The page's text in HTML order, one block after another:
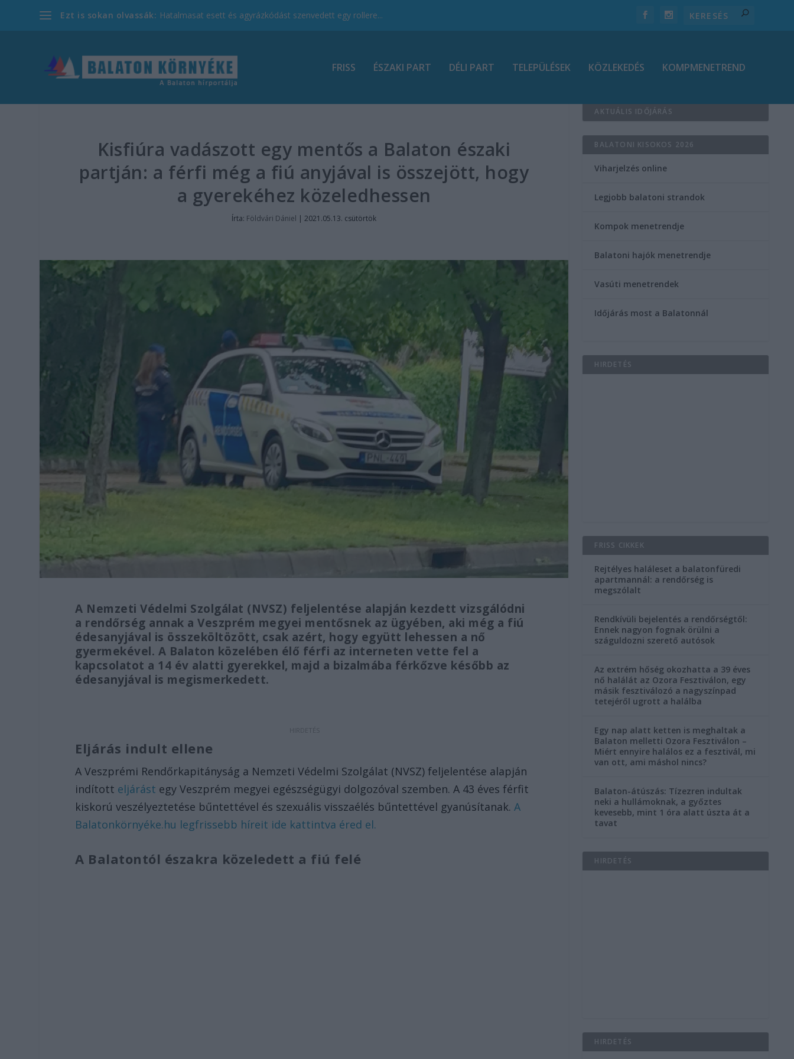
Ezt is sokan olvassák: Hatalmasat esett és agyrázkódást szenvedett egy rollere...
FRISS ÉSZAKI PART DÉLI PART TELEPÜLÉSEK KÖZLEKEDÉS KOMPMENETREND
Kisfiúra vadászott egy mentős a Balaton északi
partján: a férfi még a fiú anyjával is összejött, hogy
a gyerekéhez közeledhessen
Írta: Földvári Dániel |2021.05.13. csütörtök
A Nemzeti Védelmi Szolgálat (NVSZ) feljelentése alapján kezdett vizsgálódni
a rendőrség annak a Veszprém megyei mentősnek az ügyében, aki még a fiú
édesanyjával is összeköltözött, csak azért, hogy együtt lehessen a nő
gyermekével. A Balaton közelében élő férfi az interneten vette fel a
kapcsolatot a 14 év alatti gyerekkel, majd a bizalmába férkőzve később az
édesanyjával is megismerkedett.
Eljárás indult ellene
A Veszprémi Rendőrkapitányság a Nemzeti Védelmi Szolgálat (NVSZ) feljelentése alapján
indított eljárást egy Veszprém megyei egészségügyi dolgozóval szemben. A 43 éves férfit
kiskorú veszélyeztetése bűntettével és szexuális visszaélés bűntettével gyanúsítanak.A
Balatonkörnyéke.hu legfrissebb híreit ide kattintva éred el.
A Balatontól északra közeledett a fiú felé
AKTUÁLIS IDŐJÁRÁS
BALATONI KISOKOS 2026
Viharjelzés online
Legjobb balatoni strandok
Kompok menetrendje
Balatoni hajók menetrendje
Vasúti menetrendek
Időjárás most a Balatonnál
HIRDETÉS
FRISS CIKKEK
Rejtélyes haláleset a balatonfüredi
apartmannál: a rendőrség is
megszólalt
Rendkívüli bejelentés a rendőrségtől:
Ennek nagyon fognak örülni a
száguldozni szerető autósok
Az extrém hőség okozhatta a 39 éves
nő halálát az Ozora Fesztiválon, egy
másik fesztiválozó a nagyszínpad
tetejéről ugrott a halálba
Egy nap alatt ketten is meghaltak a
Balaton melletti Ozora Fesztiválon –
Miért ennyire halálos ez a fesztivál, mi
van ott, ami máshol nincs?
Balaton-átúszás: Tízezren indultak
neki a hullámoknak, a győztes
kevesebb, mint 1 óra alatt úszta át a
tavat
HIRDETÉS
HIRDETÉS